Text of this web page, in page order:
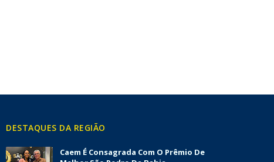
DESTAQUES DA REGIÃO
Caem É Consagrada Com O Prêmio De